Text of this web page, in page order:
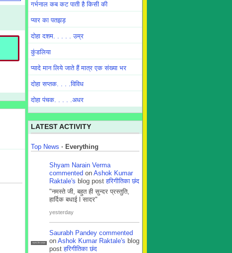
गर्भनाल कब कट पाती है किसी की
प्यार का पतझड़
दोहा दशम. . . . . उम्र
कुंडलिया
प्यादे मान लिये जाते हैं मात्र एक संख्या भर
दोहा सप्तक. . . .विविध
दोहा पंचक. . . . .अधर
LATEST ACTIVITY
Top News · Everything
Shyam Narain Verma
commented on Ashok Kumar
Raktale's blog postहरिगीतिका छंद
"नमस्ते जी, बहुत ही सुन्दर प्रस्तुति,
हार्दिक बधाई l सादर"
yesterday
सदस्य टीम प्रबंधन
Saurabh Pandey commented
on Ashok Kumar Raktale's blog
postहरिगीतिका छंद